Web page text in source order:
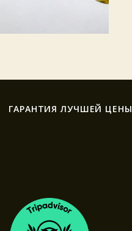
ГАРАНТИЯ ЛУЧШЕЙ ЦЕНЫ